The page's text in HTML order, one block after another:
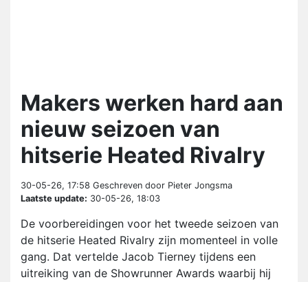
Makers werken hard aan
nieuw seizoen van
hitserie Heated Rivalry
30-05-26, 17:58 Geschreven door Pieter Jongsma
Laatste update: 30-05-26, 18:03
De voorbereidingen voor het tweede seizoen van
de hitserie Heated Rivalry zijn momenteel in volle
gang. Dat vertelde Jacob Tierney tijdens een
uitreiking van de Showrunner Awards waarbij hij